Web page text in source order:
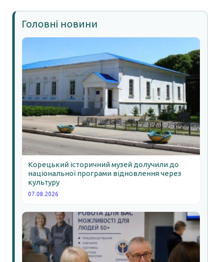
Головні новини
Корецький історичний музей долучили до
національної програми відновлення через
культуру
07.08.2026